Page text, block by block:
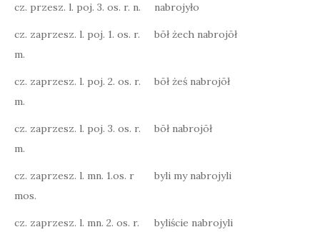
cz. przesz. l. poj. 3. os. r. n. nabrojyło
cz. zaprzesz. l. poj. 1. os. r.
m.
bōł żech nabrojōł
cz. zaprzesz. l. poj. 2. os. r.
m.
bōł żeś nabrojōł
cz. zaprzesz. l. poj. 3. os. r.
m.
bōł nabrojōł
cz. zaprzesz. l. mn. 1.os. r
mos.
byli my nabrojyli
cz. zaprzesz. l. mn. 2. os. r.
byliście nabrojyli